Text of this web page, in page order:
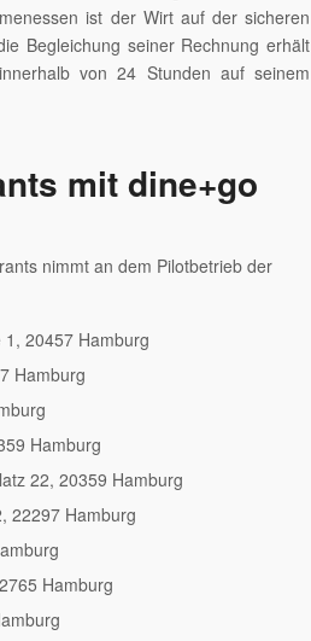
ist der Wirt auf der sicheren
Begleichung seiner Rechnung erhält
von 24 Stunden auf seinem
mit dine+go
nimmt an dem Pilotbetrieb der
20457 Hamburg
Hamburg
Hamburg
22, 20359 Hamburg
22297 Hamburg
Hamburg